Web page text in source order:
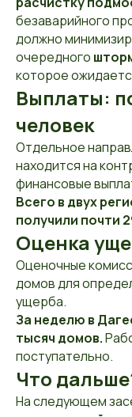
безаварийного
должно
очередного
которое
Выплаты:
человек
Отдельное
находится на
финансовые
Всего в двух
получили почти
Оценка
Оценочные
домов для
ущерба.
За неделю в
тысяч домов.
поступательно.
Что
На следующем